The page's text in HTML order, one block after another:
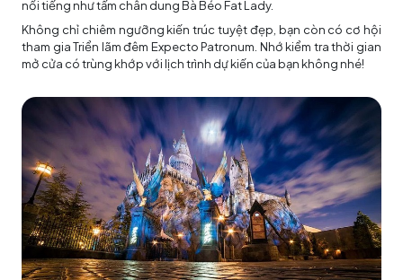
nổi tiếng như tấm chân dung Bà Béo Fat Lady.
Không chỉ chiêm ngưỡng kiến ​​trúc tuyệt đẹp, bạn còn có cơ hội
tham gia Triển lãm đêm Expecto Patronum. Nhớ kiểm tra thời gian
mở cửa có trùng khớp với lịch trình dự kiến của bạn không nhé!